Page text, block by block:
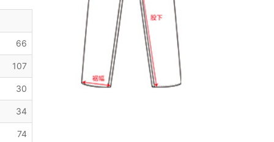
66
107
30
34
74